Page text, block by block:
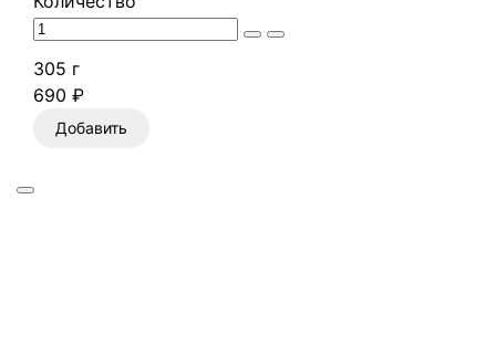
305 г
690 ₽
Добавить